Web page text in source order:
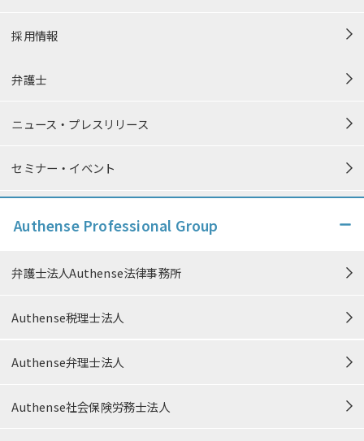
採用情報
弁護士
ニュース・プレスリリース
セミナー・イベント
Authense Professional Group
弁護士法人Authense法律事務所
Authense税理士法人
Authense弁理士法人
Authense社会保険労務士法人